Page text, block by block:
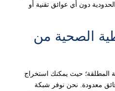
دون أي عوائق تقنية أو
الصحية من
المطلقة؛ حيث يمكنك استخراج
معدودة. نحن نوفر شبكة